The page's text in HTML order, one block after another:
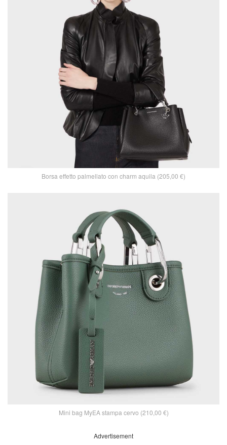
Borsa effetto palmellato con charm aquila (205,00 €)
Mini bag MyEA stampa cervo (210,00 €)
Advertisement